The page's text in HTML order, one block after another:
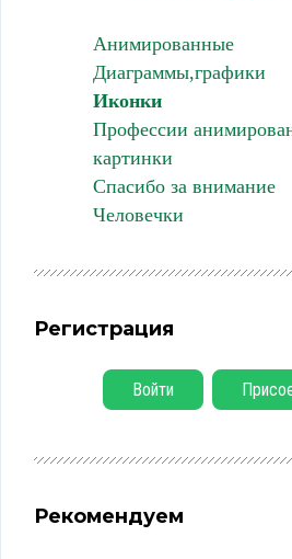
Анимированные
Диаграммы,графики
Иконки
Профессии
картинки
Спасибо за внимание
Человечки
Регистрация
Войти
Рекомендуем